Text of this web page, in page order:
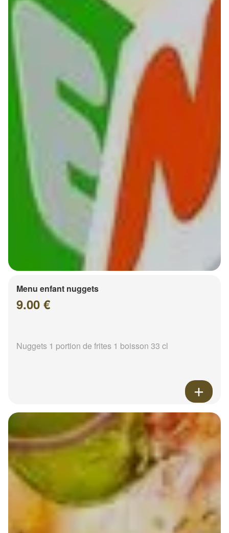
Menu enfant nuggets
9.00 €
Nuggets 1 portion de frites 1 boisson 33 cl